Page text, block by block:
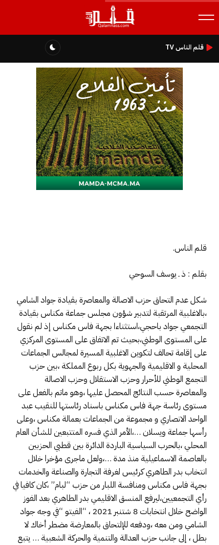
قلم الناس TV
قلم الناس.
بقلم : ذ ـ يوسف السوحي
شكل عدم التحاق حزب الاصالة والمعاصرة بقيادة جواد الشامي
،بالاغلبية المرتقبة لتدبير شؤون مجلس جماعة مكناس بقيادة
التجمعي جواد باحجي،استثناءا بجهة فاس مكناس إذ لم نقول
على المستوى الوطني،بحيث تم الاتفاق على المستوى المركزي
على إقامة تحالف لتكوين الاغلبية المسيرة لمجالس الجماعات
المحلية و الاقليمية والجهوية بكل ربوع المملكة ،بين حزب
التجمع الوطني للأحرار وحزب الاستقلال وحزب الاصالة
والمعاصرة حسب النتائج المحصل عليها ،وهو ماتم بالفعل على
مستوى رئاسة جهة فاس مكناس باسناد رئاستها للنقيب عبد
الواحد الانصاري و مجموعة من الجماعات بعمالة مكناس ،وعلى
رأسها جماعة ويسلان …،الأمر الذي فسره المتتبعين للشأن العام
المحلي ،بالحرب السياسية الباردة الدائرة بين قطبي الحزبين
بالعاصمة الاسماعيلية منذ مدة …،ولعل ماجرى مؤخرا خلال
انتخاب بدر الطاهري كرئيس لغرفة التجارة والصناعة والخدمات
بجهة فاس مكناس ومنافسة اللبار من حزب “لبام” ،كان كافيا في
رأي التجمعيين،ليرفع المنسق الاقليمي بدر الطاهري بعد الفوز
الواضح خلال انتخابات 8 شتنبر 2021 ، “الفيتو “في وجه جواد
الشامي ومن معه ،ودفعه للإلتحاق بالمعارضة مضطر أخاك لا
بطل ، إلى جانب حزب العدالة والتنمية والحركة الشعبية … يتبع